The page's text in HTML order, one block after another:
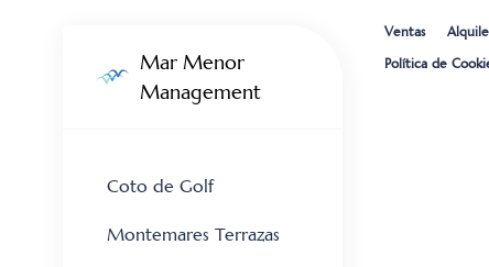
Ventas
Política de
Mar Menor
Management
Coto de Golf
Montemares Terrazas